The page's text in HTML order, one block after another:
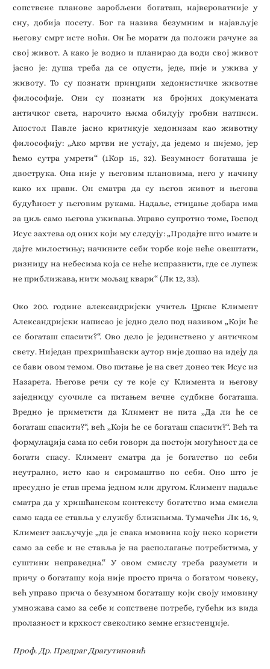
сопствене планове заробљени богаташ, највероватније у
сну, добија посету. Бог га назива безумним и најављује
његову смрт исте ноћи. Он ће морати да положи рачуне за
свој живот. А како је водио и планирао да води свој живот
јасно је: душа треба да се опусти, једе, пије и ужива у
животу. То су познати принципи хедонистичке животне
философије. Они су познати из бројних докумената
античког света, нарочито њима обилују гробни натписи.
Апостол Павле јасно критикује хедонизам као животну
философију: „Ако мртви не устају, да једемо и пијемо, јер
ћемо сутра умрети“ (1Кор 15, 32). Безумност богаташа је
двострука. Она није у његовим плановима, него у начину
како их прави. Он сматра да су његов живот и његова
будућност у његовим рукама. Надаље, стицање добара има
за циљ само његова уживања. Управо супротно томе, Господ
Исус захтева од оних који му следују: „Продајте што имате и
дајте милостињу; начините себи торбе које неће овештати,
ризницу на небесима која се неће испразнити, где се лупеж
не приближава, нити мољац квари“ (Лк 12, 33).
Око 200. године александријски учитељ Цркве Климент
Александријски написао је једно дело под називом „Који ће
се богаташ спасити?“. Ово дело је јединствено у античком
свету. Ниједан прехришћански аутор није дошао на идеју да
се бави овом темом. Ово питање је на свет донео тек Исус из
Назарета. Његове речи су те које су Климента и његову
заједницу суочиле са питањем вечне судбине богаташа.
Вредно је приметити да Климент не пита „Да ли ће се
богаташ спасити?“, већ „Који ће се богаташ спасити?“. Већ та
формулација сама по себи говори да постоји могућност да се
богати спасу. Климент сматра да је богатство по себи
неутрално, исто као и сиромаштво по себи. Оно што је
пресудно је став према једном или другом. Климент надаље
сматра да у хришћанском контексту богатство има смисла
само када се ставља у службу ближњима. Тумачећи Лк 16, 9,
Климент закључује „да је свака имовина коју неко користи
само за себе и не ставља је на располагање потребитима, у
суштини неправедна.“ У овом смислу треба разумети и
причу о богаташу која није просто прича о богатом човеку,
већ управо прича о безумном богаташу који своју имовину
умножава само за себе и сопствене потребе, губећи из вида
пролазност и крхкост свеколико земне егзистенције.
Проф. Др. Предраг Драгутиновић